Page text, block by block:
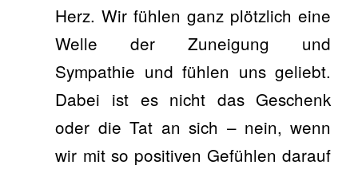
Herz. Wir fühlen ganz plötzlich eine
Welle der Zuneigung und
Sympathie und fühlen uns geliebt.
Dabei ist es nicht das Geschenk
oder die Tat an sich – nein, wenn
wir mit so positiven Gefühlen darauf